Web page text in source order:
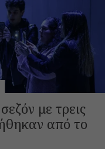
με τρεις
από το